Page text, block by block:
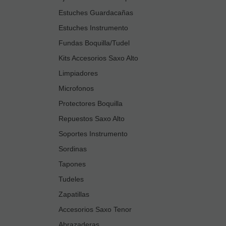
Estuches Guardacañas
Estuches Instrumento
Fundas Boquilla/Tudel
Kits Accesorios Saxo Alto
Limpiadores
Microfonos
Protectores Boquilla
Repuestos Saxo Alto
Soportes Instrumento
Sordinas
Tapones
Tudeles
Zapatillas
Accesorios Saxo Tenor